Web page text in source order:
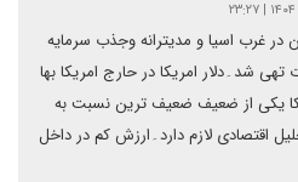
غرب اسیا و مدیترانه وجذب سرمایه
شد۔دلار امریکا در حارج امریکا بها
یکی از ضعیف ضعیف ترین نسبت به
اقتصادی لازم دارد۔ارزش کم در داخل